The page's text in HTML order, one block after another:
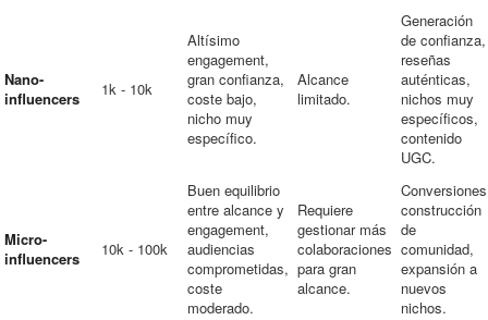
Nano-
influencers
1k - 10k
Altísimo
engagement,
gran confianza,
coste bajo,
nicho muy
específico.
Alcance
limitado.
Generación
de confianza,
reseñas
auténticas,
nichos muy
específicos,
contenido
UGC.
Micro-
influencers
10k - 100k
Buen equilibrio
entre alcance y
engagement,
audiencias
comprometidas,
coste
moderado.
Requiere
gestionar más
colaboraciones
para gran
alcance.
construcción
de
comunidad,
expansión a
nuevos
nichos.